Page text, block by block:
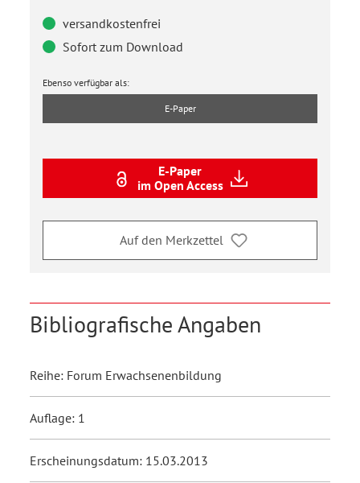
versandkostenfrei
Sofort zum Download
Ebenso verfügbar als:
E-Paper
E-Paper
im Open Access
Auf den Merkzettel
Bibliografische Angaben
Reihe: Forum Erwachsenenbildung
Auflage: 1
Erscheinungsdatum: 15.03.2013